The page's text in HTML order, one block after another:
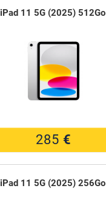
iPad 11 5G (2025) 512Go
285 €
iPad 11 5G (2025) 256Go